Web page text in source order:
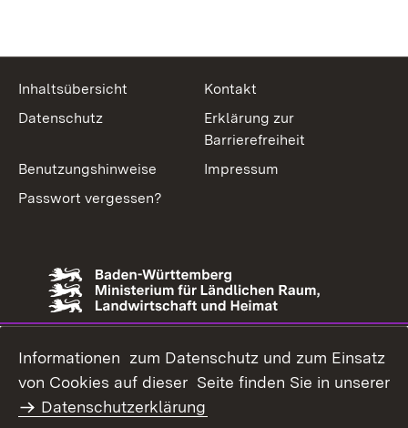
Inhaltsübersicht
Kontakt
Datenschutz
Erklärung zur
Barrierefreiheit
Benutzungshinweise
Impressum
Passwort vergessen?
Informationen zum Datenschutz und zum Einsatz
von Cookies auf dieser Seite finden Sie in unserer
Datenschutzerklärung